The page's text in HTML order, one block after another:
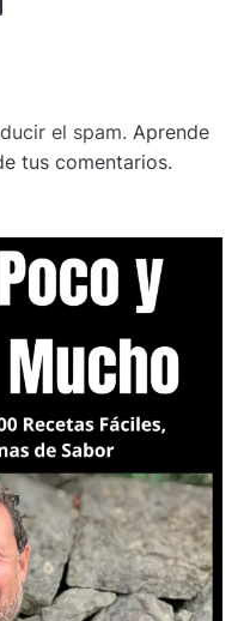
el spam. Aprende
tus comentarios.